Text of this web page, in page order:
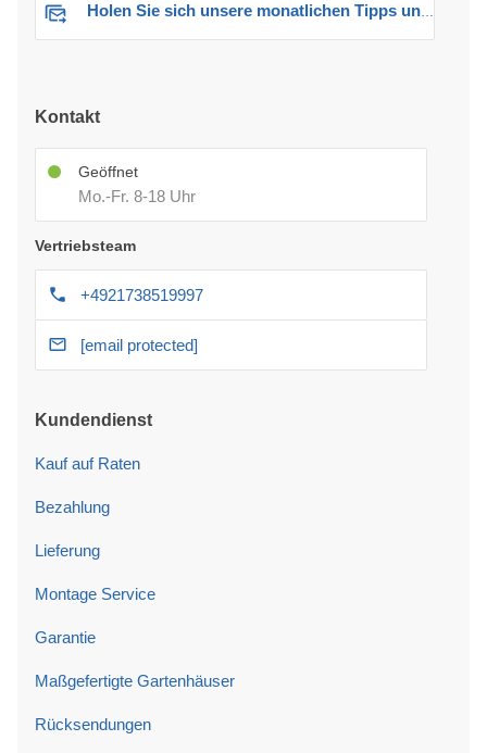
Holen Sie sich unsere monatlichen Tipps und Angebote
Kontakt
Geöffnet
Mo.-Fr. 8-18 Uhr
Vertriebsteam
+4921738519997
[email protected]
Kundendienst
Kauf auf Raten
Bezahlung
Lieferung
Montage Service
Garantie
Maßgefertigte Gartenhäuser
Rücksendungen